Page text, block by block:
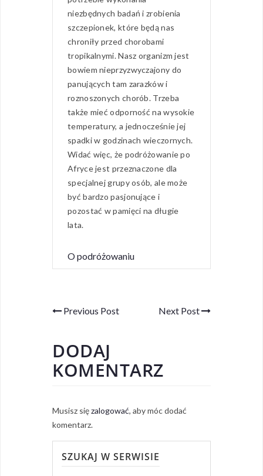
niezbędnych badań i zrobienia
szczepionek, które będą nas
chroniły przed chorobami
tropikalnymi. Nasz organizm jest
bowiem nieprzyzwyczajony do
panujących tam zarazków i
roznoszonych chorób. Trzeba
także mieć odporność na wysokie
temperatury, a jednocześnie jej
spadki w godzinach wieczornych.
Widać więc, że podróżowanie po
Afryce jest przeznaczone dla
specjalnej grupy osób, ale może
być bardzo pasjonujące i
pozostać w pamięci na długie
lata.
O podróżowaniu
Previous Post Next Post
DODAJ
KOMENTARZ
Musisz sięzalogować, aby móc dodać
komentarz.
SZUKAJ W SERWISIE